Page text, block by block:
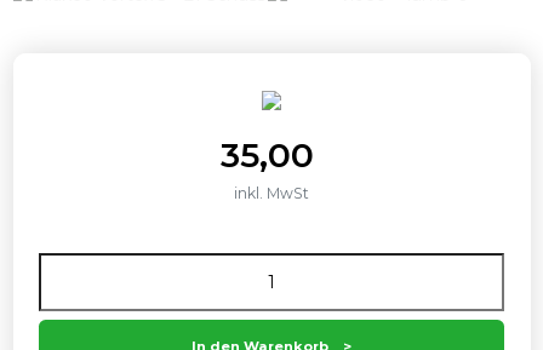
35,00
inkl. MwSt
In den Warenkorb